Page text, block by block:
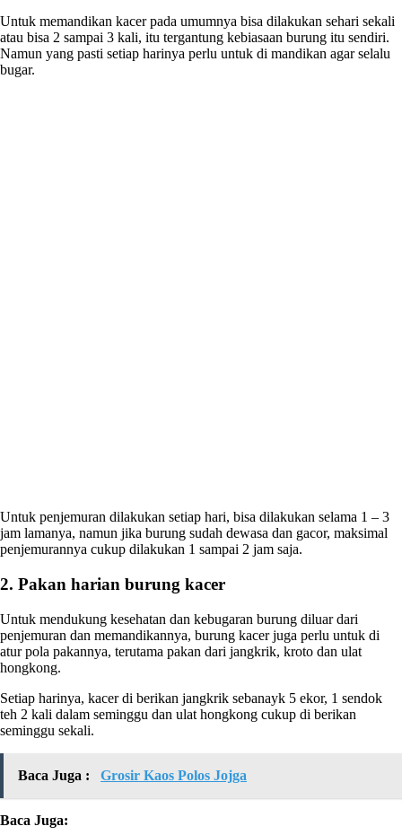
Untuk memandikan kacer pada umumnya bisa dilakukan sehari sekali
atau bisa 2 sampai 3 kali, itu tergantung kebiasaan burung itu sendiri.
Namun yang pasti setiap harinya perlu untuk di mandikan agar selalu
bugar.
Untuk penjemuran dilakukan setiap hari, bisa dilakukan selama 1 – 3
jam lamanya, namun jika burung sudah dewasa dan gacor, maksimal
penjemurannya cukup dilakukan 1 sampai 2 jam saja.
2. Pakan harian burung kacer
Untuk mendukung kesehatan dan kebugaran burung diluar dari
penjemuran dan memandikannya, burung kacer juga perlu untuk di
atur pola pakannya, terutama pakan dari jangkrik, kroto dan ulat
hongkong.
Setiap harinya, kacer di berikan jangkrik sebanayk 5 ekor, 1 sendok
teh 2 kali dalam seminggu dan ulat hongkong cukup di berikan
seminggu sekali.
Baca Juga : Grosir Kaos Polos Jojga
Baca Juga: